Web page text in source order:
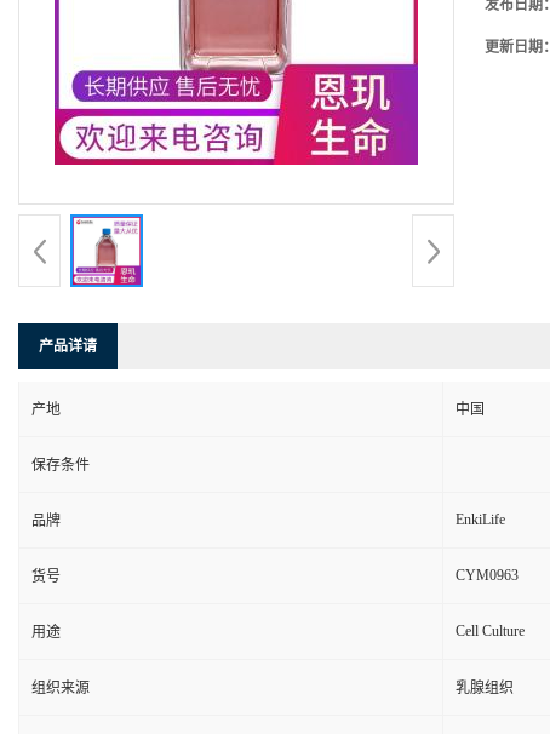
发布日期：
更新日期：
产品详请
产地 中国
保存条件
品牌 EnkiLife
货号 CYM0963
用途 Cell Culture
组织来源 乳腺组织